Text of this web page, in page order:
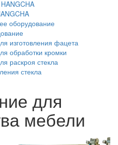
оборудование
изготовления фацета
обработки кромки
раскроя стекла
стекла
для
мебели